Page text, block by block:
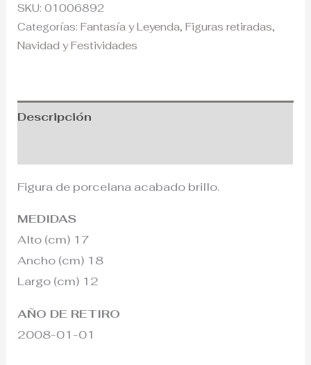
SKU:01006892
Categorías:Fantasía y Leyenda,Figuras retiradas,
Navidad y Festividades
Descripción
Figura de porcelana acabado brillo.
MEDIDAS
Alto (cm) 17
Ancho (cm) 18
Largo (cm) 12
AÑO DE RETIRO
2008-01-01